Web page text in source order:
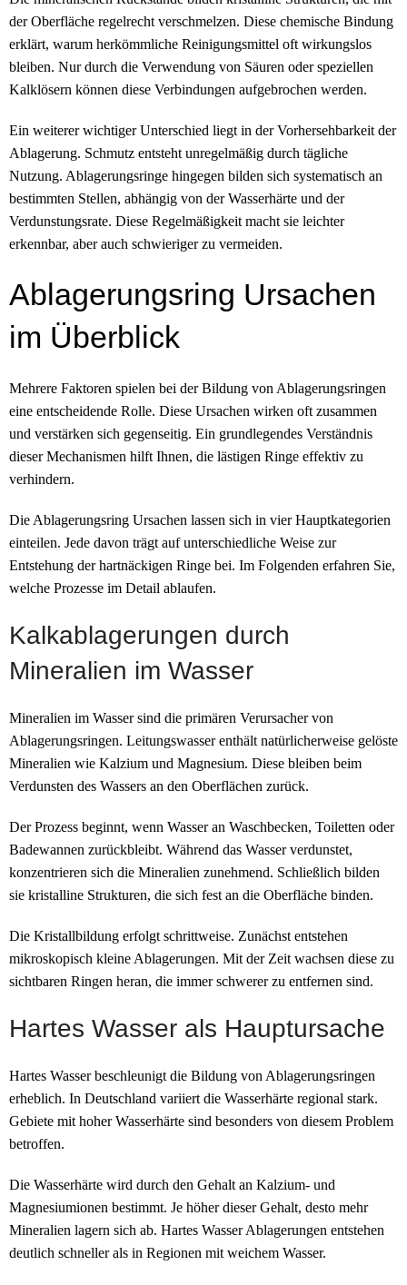
der Oberfläche regelrecht verschmelzen. Diese chemische Bindung
erklärt, warum herkömmliche Reinigungsmittel oft wirkungslos
bleiben. Nur durch die Verwendung von Säuren oder speziellen
Kalklösern können diese Verbindungen aufgebrochen werden.
Ein weiterer wichtiger Unterschied liegt in der Vorhersehbarkeit der
Ablagerung. Schmutz entsteht unregelmäßig durch tägliche
Nutzung. Ablagerungsringe hingegen bilden sich systematisch an
bestimmten Stellen, abhängig von der Wasserhärte und der
Verdunstungsrate. Diese Regelmäßigkeit macht sie leichter
erkennbar, aber auch schwieriger zu vermeiden.
Ablagerungsring Ursachen
im Überblick
Mehrere Faktoren spielen bei der Bildung von Ablagerungsringen
eine entscheidende Rolle. Diese Ursachen wirken oft zusammen
und verstärken sich gegenseitig. Ein grundlegendes Verständnis
dieser Mechanismen hilft Ihnen, die lästigen Ringe effektiv zu
verhindern.
Die Ablagerungsring Ursachen lassen sich in vier Hauptkategorien
einteilen. Jede davon trägt auf unterschiedliche Weise zur
Entstehung der hartnäckigen Ringe bei. Im Folgenden erfahren Sie,
welche Prozesse im Detail ablaufen.
Kalkablagerungen durch
Mineralien im Wasser
Mineralien im Wasser sind die primären Verursacher von
Ablagerungsringen. Leitungswasser enthält natürlicherweise gelöste
Mineralien wie Kalzium und Magnesium. Diese bleiben beim
Verdunsten des Wassers an den Oberflächen zurück.
Der Prozess beginnt, wenn Wasser an Waschbecken, Toiletten oder
Badewannen zurückbleibt. Während das Wasser verdunstet,
konzentrieren sich die Mineralien zunehmend. Schließlich bilden
sie kristalline Strukturen, die sich fest an die Oberfläche binden.
Die Kristallbildung erfolgt schrittweise. Zunächst entstehen
mikroskopisch kleine Ablagerungen. Mit der Zeit wachsen diese zu
sichtbaren Ringen heran, die immer schwerer zu entfernen sind.
Hartes Wasser als Hauptursache
Hartes Wasser beschleunigt die Bildung von Ablagerungsringen
erheblich. In Deutschland variiert die Wasserhärte regional stark.
Gebiete mit hoher Wasserhärte sind besonders von diesem Problem
betroffen.
Die Wasserhärte wird durch den Gehalt an Kalzium- und
Magnesiumionen bestimmt. Je höher dieser Gehalt, desto mehr
Mineralien lagern sich ab. Hartes Wasser Ablagerungen entstehen
deutlich schneller als in Regionen mit weichem Wasser.